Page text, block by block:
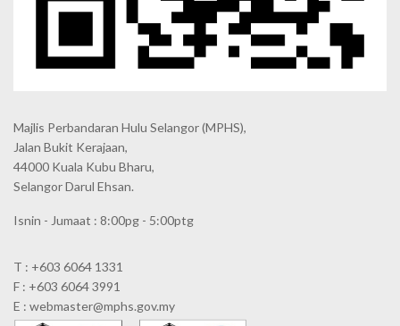
Majlis Perbandaran Hulu Selangor (MPHS),
Jalan Bukit Kerajaan,
44000 Kuala Kubu Bharu,
Selangor Darul Ehsan.
Isnin - Jumaat : 8:00pg - 5:00ptg
T : +603 6064 1331
F : +603 6064 3991
E : webmaster@mphs.gov.my